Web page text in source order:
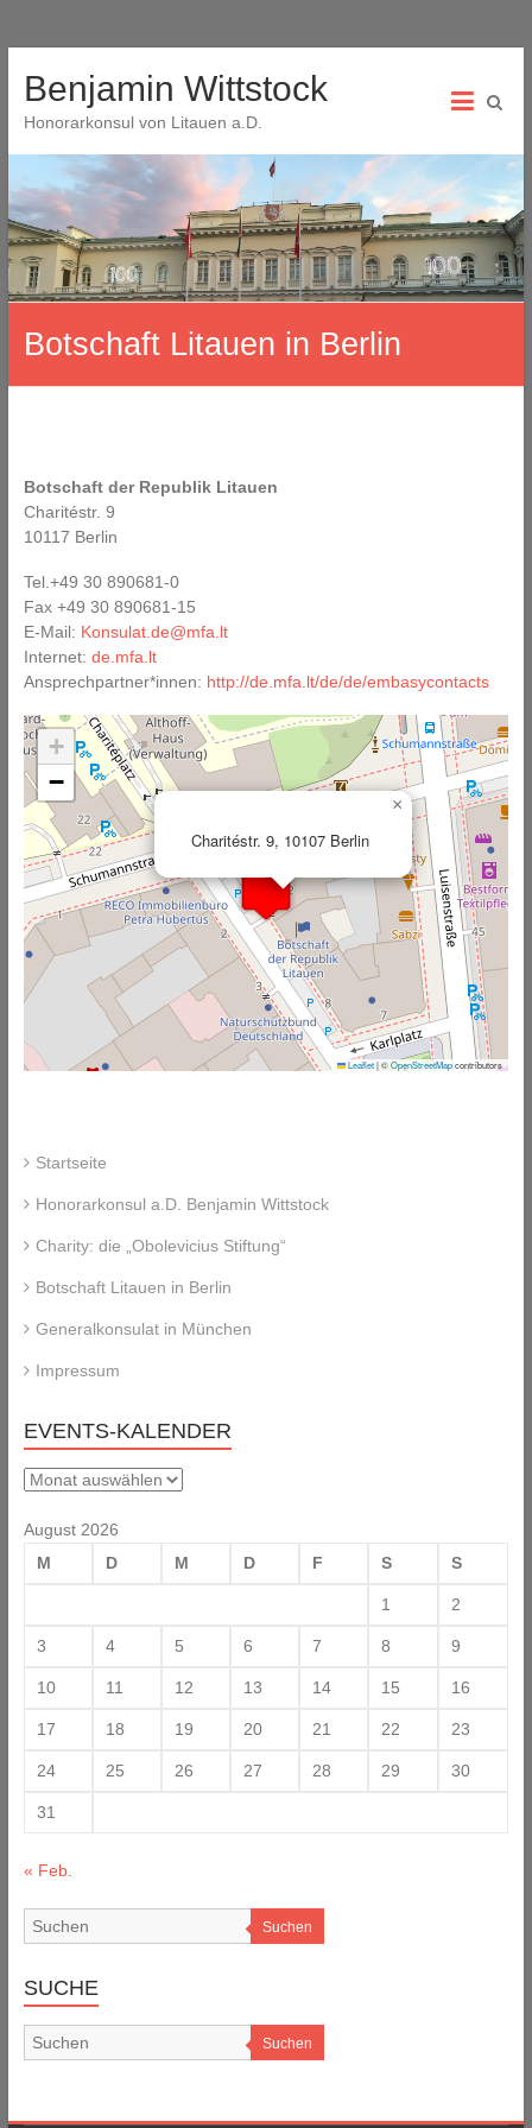
Benjamin Wittstock
Honorarkonsul von Litauen a.D.
Botschaft Litauen in Berlin
Botschaft der Republik Litauen
Charitéstr. 9
10117 Berlin
Tel.+49 30 890681-0
Fax +49 30 890681-15
E-Mail: Konsulat.de@mfa.lt
Internet: de.mfa.lt
Ansprechpartner*innen: http://de.mfa.lt/de/de/embasycontacts
Charitéstr. 9, 10107 Berlin
×
+
−
Leaflet |©OpenStreetMapcontributors
Startseite
Honorarkonsul a.D. Benjamin Wittstock
Charity: die „Obolevicius Stiftung“
Botschaft Litauen in Berlin
Generalkonsulat in München
Impressum
EVENTS-KALENDER
Events-
August 2026
M
D M D F S S
1 2
3 4 5 6 7 8 9
10 11 12 13 14 15 16
17 18 19 20 21 22 23
24 25 26 27 28 29 30
31
« Feb.
Suchen
SUCHE
Suchen